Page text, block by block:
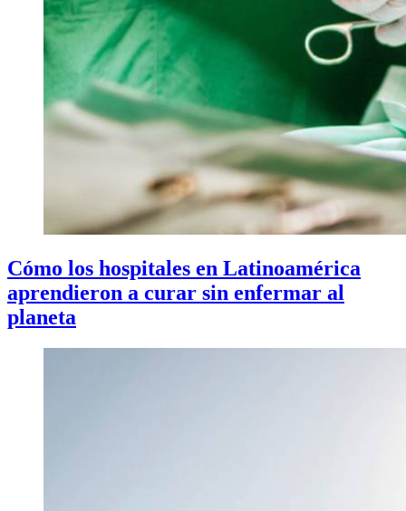
Cómo los hospitales en Latinoamérica
aprendieron a curar sin enfermar al
planeta